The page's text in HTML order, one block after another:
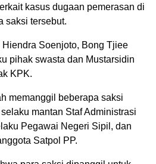
kasus dugaan pemerasan di
saksi tersebut.
Soenjoto, Bong Tjiee
pihak swasta dan Mustarsidin
KPK.
memanggil beberapa saksi
mantan Staf Administrasi
Pegawai Negeri Sipil, dan
Satpol PP.